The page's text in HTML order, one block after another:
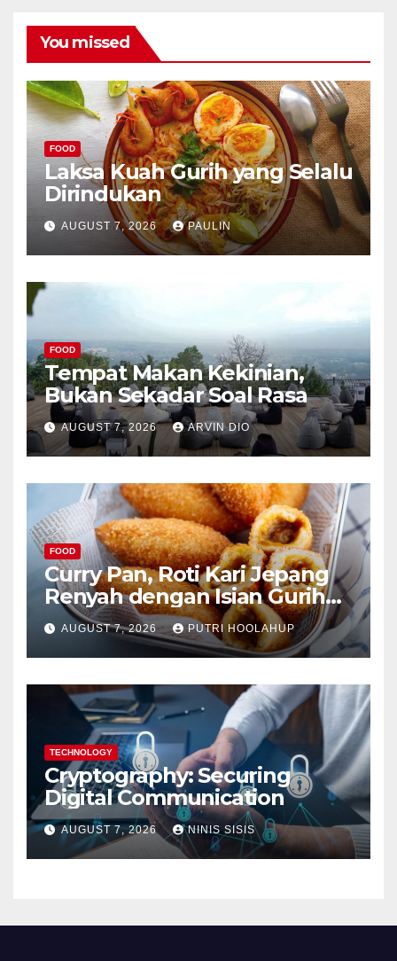
You missed
FOOD
Laksa Kuah Gurih yang Selalu
Dirindukan
AUGUST 7, 2026 PAULIN
FOOD
Tempat Makan Kekinian,
Bukan Sekadar Soal Rasa
AUGUST 7, 2026 ARVIN DIO
FOOD
Curry Pan, Roti Kari Jepang
Renyah dengan Isian Gurih
Menggoda
AUGUST 7, 2026 PUTRI HOOLAHUP
TECHNOLOGY
Cryptography: Securing
Digital Communication
AUGUST 7, 2026 NINIS SISIS